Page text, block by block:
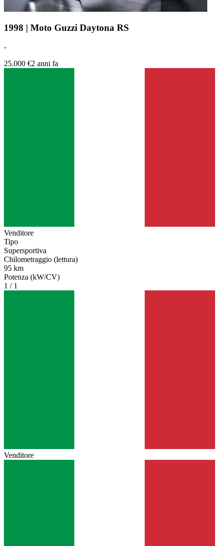
1998 | Moto Guzzi Daytona RS
-
25.000 €2 anni fa
Venditore
Tipo
Supersportiva
Chilometraggio (lettura)
95 km
Potenza (kW/CV)
1 / 1
Venditore